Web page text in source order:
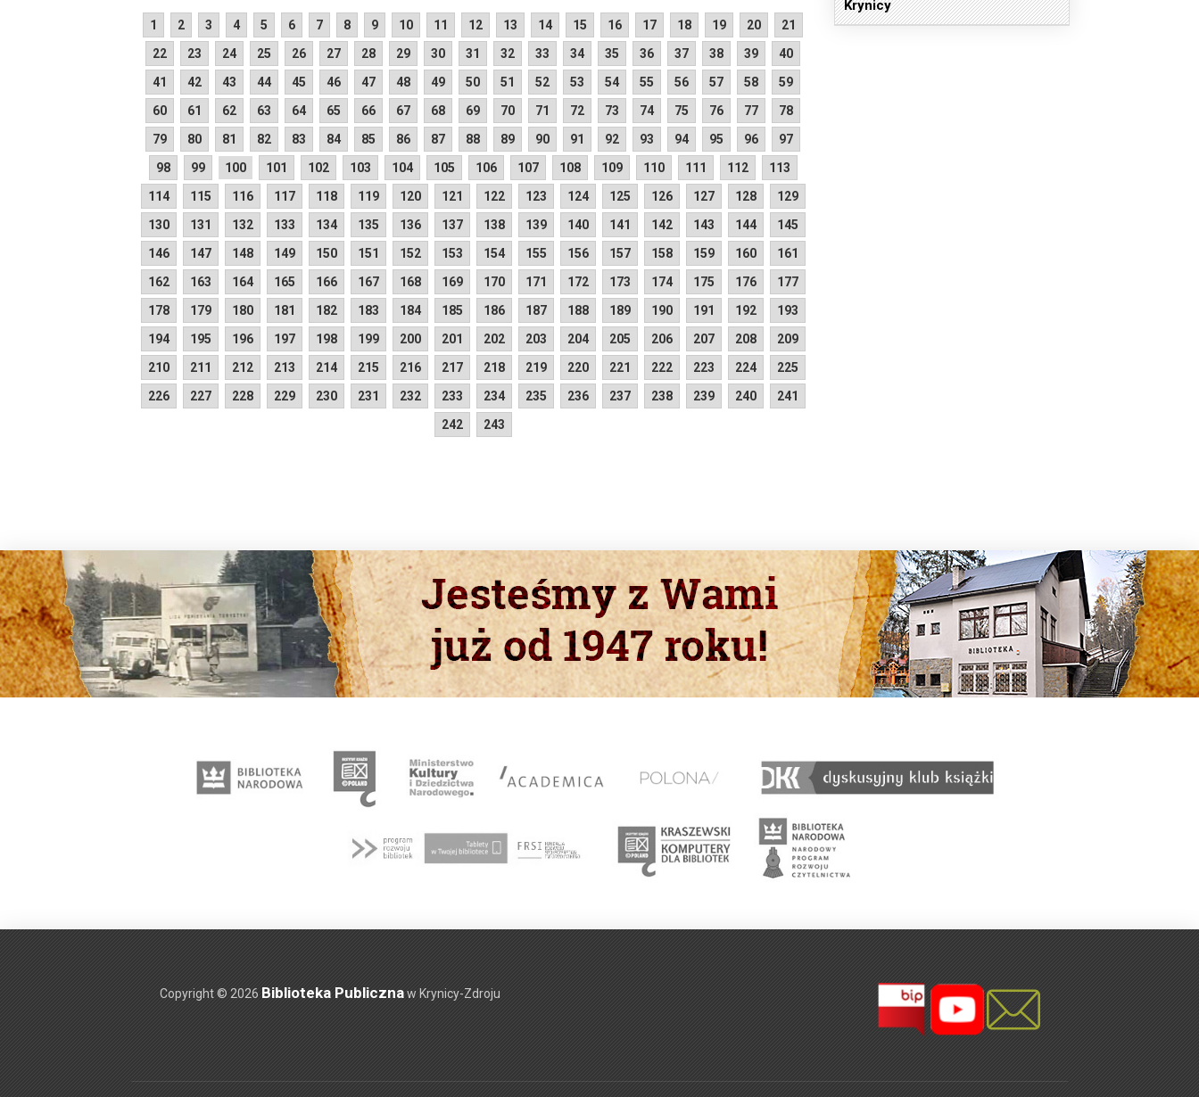
1 2 3 4 5 6 7 8 9 10 11 12 13 14 15 16 17 18 19 20
21
22
23 24 25 26 27 28 29 30 31 32 33 34 35 36 37 38 39
40
41
42 43 44 45 46 47 48 49 50 51 52 53 54 55 56 57 58
59
60
61 62 63 64 65 66 67 68 69 70 71 72 73 74 75 76 77
78
79
80 81 82 83 84 85 86 87 88 89 90 91 92 93 94 95 96
97
98
99 100 101 102 103 104 105 106 107 108 109 110 111 112
113
114
115 116 117 118 119 120 121 122 123 124 125 126 127 128
129
130
131 132 133 134 135 136 137 138 139 140 141 142 143 144
145
146
147 148 149 150 151 152 153 154 155 156 157 158 159 160
161
162
163 164 165 166 167 168 169 170 171 172 173 174 175 176
177
178
179 180 181 182 183 184 185 186 187 188 189 190 191 192
193
194
195 196 197 198 199 200 201 202 203 204 205 206 207 208
209
210
211 212 213 214 215 216 217 218 219 220 221 222 223 224
225
226
227 228 229 230 231 232 233 234 235 236 237 238 239 240
241
242
243
Krynicy
Copyright © 2026 Biblioteka Publicznaw Krynicy-Zdroju